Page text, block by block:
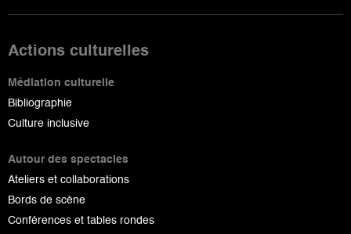
Actions culturelles
Médiation culturelle
Bibliographie
Culture inclusive
Autour des spectacles
Ateliers et collaborations
Bords de scène
Conférences et tables rondes